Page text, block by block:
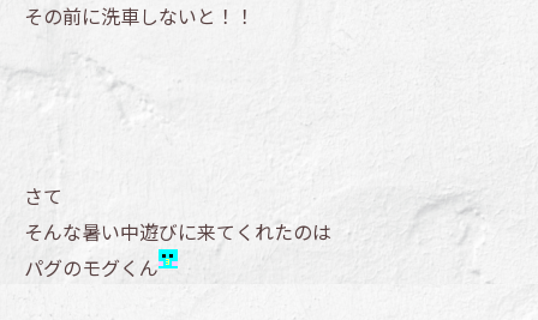
その前に洗車しないと！！
さて
そんな暑い中遊びに来てくれたのは
パグのモグくん